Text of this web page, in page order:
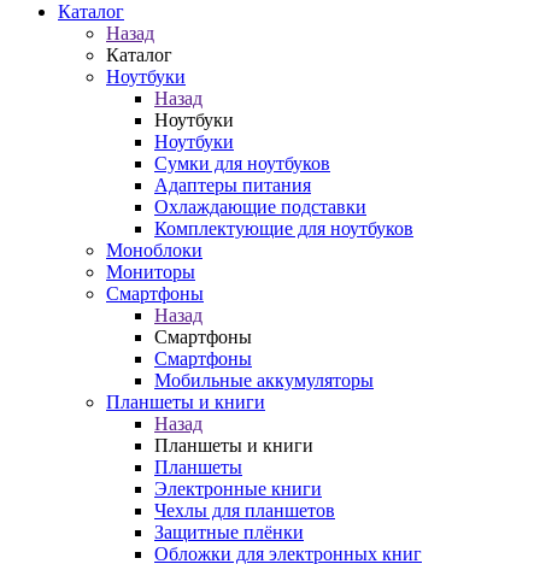
Каталог
Назад
Каталог
Ноутбуки
Назад
Ноутбуки
Ноутбуки
Сумки для ноутбуков
Адаптеры питания
Охлаждающие подставки
Комплектующие для ноутбуков
Моноблоки
Мониторы
Смартфоны
Назад
Смартфоны
Смартфоны
Мобильные аккумуляторы
Планшеты и книги
Назад
Планшеты и книги
Планшеты
Электронные книги
Чехлы для планшетов
Защитные плёнки
Обложки для электронных книг